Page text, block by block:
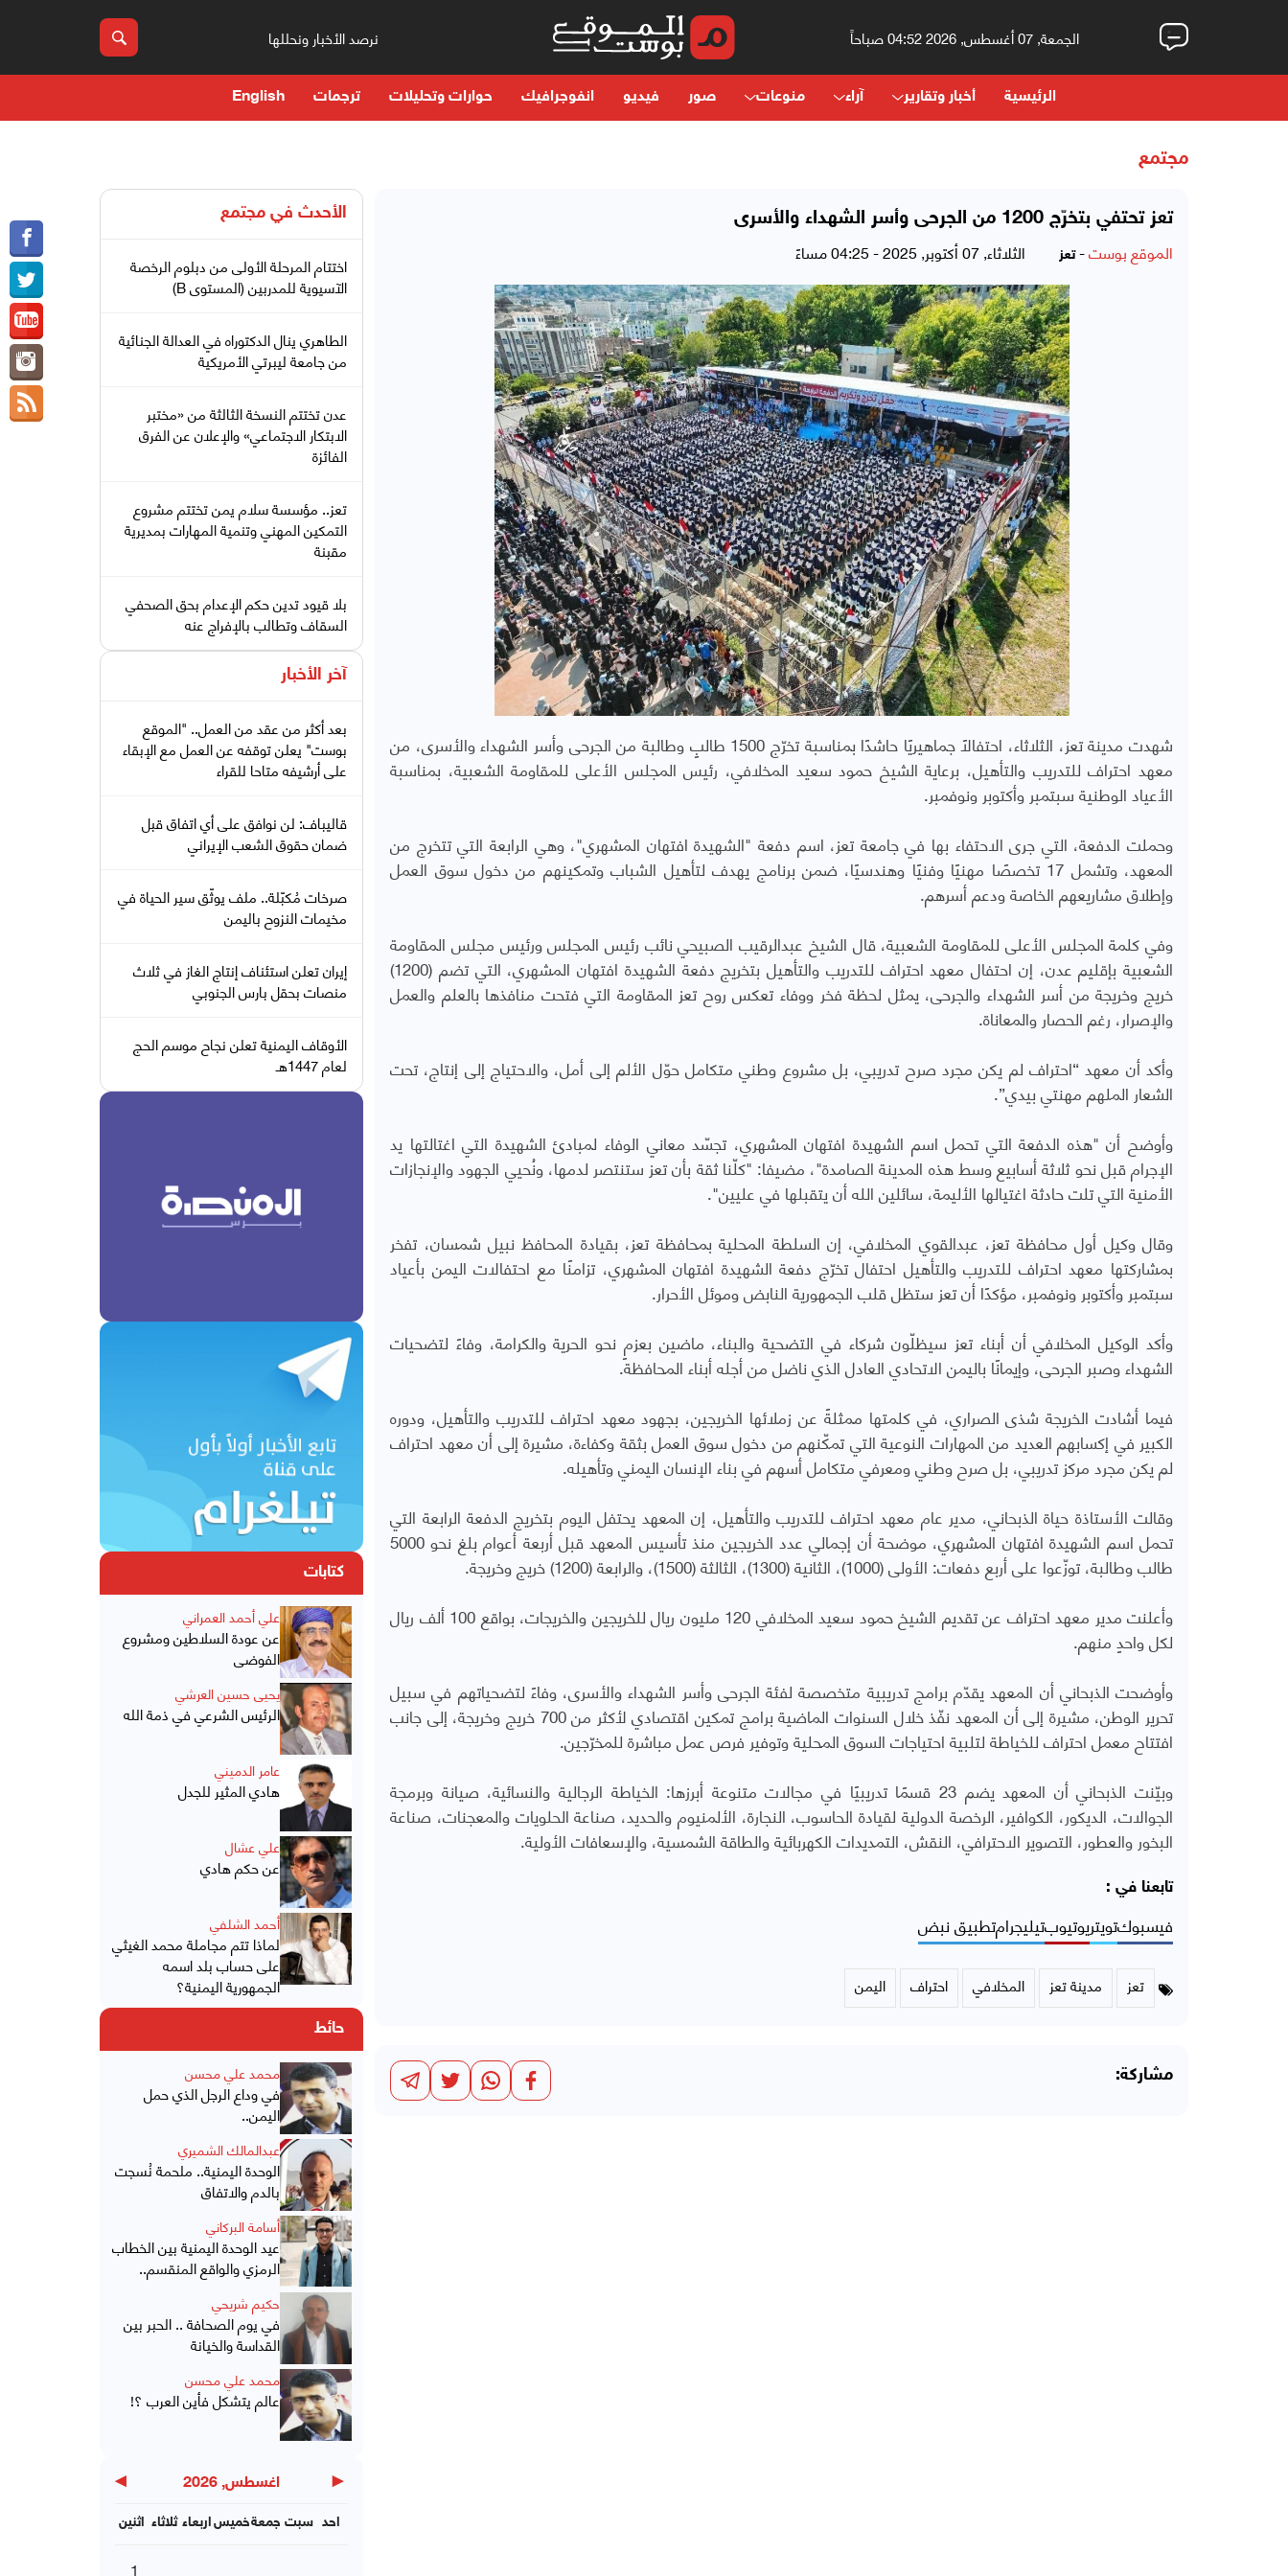
الجمعة, 07 أغسطس, 2026 04:52 صباحاً نرصد الأخبار ونحللها
الرئيسية أخبار وتقارير آراء منوعات صور فيديو انفوجرافيك حوارات وتحليلات ترجمات English
مجتمع
تعز تحتفي بتخرّج 1200 من الجرحى وأسر الشهداء والأسرى
الموقع بوست-تعز الثلاثاء, 07 أكتوبر, 2025 - 04:25 مساءً
شهدت مدينة تعز، الثلاثاء، احتفالًا جماهيريًا حاشدًا بمناسبة تخرّج 1500 طالبٍ وطالبة من الجرحى وأسر الشهداء والأسرى، من
معهد احتراف للتدريب والتأهيل، برعاية الشيخ حمود سعيد المخلافي، رئيس المجلس الأعلى للمقاومة الشعبية، بمناسبة
الأعياد الوطنية سبتمبر وأكتوبر ونوفمبر.
وحملت الدفعة، التي جرى الاحتفاء بها في جامعة تعز، اسم دفعة "الشهيدة افتهان المشهري"، وهي الرابعة التي تتخرج من
المعهد، وتشمل 17 تخصصًا مهنيًا وفنيًا وهندسيًا، ضمن برنامج يهدف لتأهيل الشباب وتمكينهم من دخول سوق العمل
وإطلاق مشاريعهم الخاصة ودعم أسرهم.
وفي كلمة المجلس الأعلى للمقاومة الشعبية، قال الشيخ عبدالرقيب الصبيحي نائب رئيس المجلس ورئيس مجلس المقاومة
الشعبية بإقليم عدن، إن احتفال معهد احتراف للتدريب والتأهيل بتخريج دفعة الشهيدة افتهان المشهري، التي تضم (1200)
خريج وخريجة من أسر الشهداء والجرحى، يمثل لحظة فخر ووفاء تعكس روح تعز المقاومة التي فتحت منافذها بالعلم والعمل
والإصرار، رغم الحصار والمعاناة.
وأكد أن معهد “احتراف لم يكن مجرد صرح تدريبي، بل مشروع وطني متكامل حوّل الألم إلى أمل، والاحتياج إلى إنتاج، تحت
الشعار الملهم مهنتي بيدي”.
وأوضح أن "هذه الدفعة التي تحمل اسم الشهيدة افتهان المشهري، تجسّد معاني الوفاء لمبادئ الشهيدة التي اغتالتها يد
الإجرام قبل نحو ثلاثة أسابيع وسط هذه المدينة الصامدة"، مضيفا: "كلّنا ثقة بأن تعز ستنتصر لدمها، ونُحيي الجهود والإنجازات
الأمنية التي تلت حادثة اغتيالها الأليمة، سائلين الله أن يتقبلها في عليين".
وقال وكيل أول محافظة تعز، عبدالقوي المخلافي، إن السلطة المحلية بمحافظة تعز، بقيادة المحافظ نبيل شمسان، تفخر
بمشاركتها معهد احتراف للتدريب والتأهيل احتفال تخرّج دفعة الشهيدة افتهان المشهري، تزامنًا مع احتفالات اليمن بأعياد
سبتمبر وأكتوبر ونوفمبر، مؤكدًا أن تعز ستظل قلب الجمهورية النابض وموئل الأحرار.
وأكد الوكيل المخلافي أن أبناء تعز سيظلّون شركاء في التضحية والبناء، ماضين بعزمٍ نحو الحرية والكرامة، وفاءً لتضحيات
الشهداء وصبر الجرحى، وإيمانًا باليمن الاتحادي العادل الذي ناضل من أجله أبناء المحافظة.
فيما أشادت الخريجة شذى الصراري، في كلمتها ممثلةً عن زملائها الخريجين، بجهود معهد احتراف للتدريب والتأهيل، ودوره
الكبير في إكسابهم العديد من المهارات النوعية التي تمكّنهم من دخول سوق العمل بثقة وكفاءة، مشيرة إلى أن معهد احتراف
لم يكن مجرد مركز تدريبي، بل صرح وطني ومعرفي متكامل أسهم في بناء الإنسان اليمني وتأهيله.
وقالت الأستاذة حياة الذبحاني، مدير عام معهد احتراف للتدريب والتأهيل، إن المعهد يحتفل اليوم بتخريج الدفعة الرابعة التي
تحمل اسم الشهيدة افتهان المشهري، موضحة أن إجمالي عدد الخريجين منذ تأسيس المعهد قبل أربعة أعوام بلغ نحو 5000
طالب وطالبة، توزّعوا على أربع دفعات: الأولى (1000)، الثانية (1300)، الثالثة (1500)، والرابعة (1200) خريج وخريجة.
وأعلنت مدير معهد احتراف عن تقديم الشيخ حمود سعيد المخلافي 120 مليون ريال للخريجين والخريجات، بواقع 100 ألف ريال
لكل واحدٍ منهم.
وأوضحت الذبحاني أن المعهد يقدّم برامج تدريبية متخصصة لفئة الجرحى وأسر الشهداء والأسرى، وفاءً لتضحياتهم في سبيل
تحرير الوطن، مشيرة إلى أن المعهد نفّذ خلال السنوات الماضية برامج تمكين اقتصادي لأكثر من 700 خريج وخريجة، إلى جانب
افتتاح معمل احتراف للخياطة لتلبية احتياجات السوق المحلية وتوفير فرص عمل مباشرة للمخرّجين.
وبيّنت الذبحاني أن المعهد يضم 23 قسمًا تدريبيًا في مجالات متنوعة أبرزها: الخياطة الرجالية والنسائية، صيانة وبرمجة
الجوالات، الديكور، الكوافير، الرخصة الدولية لقيادة الحاسوب، النجارة، الألمنيوم والحديد، صناعة الحلويات والمعجنات، صناعة
البخور والعطور، التصوير الاحترافي، النقش، التمديدات الكهربائية والطاقة الشمسية، والإسعافات الأولية.
تابعنا في :
فيسبوكتويتريوتيوبتيليجرامتطبيق نبض
تعز مدينة تعز المخلافي احتراف اليمن
مشاركة:
الأحدث في مجتمع
اختتام المرحلة الأولى من دبلوم الرخصة
الآسيوية للمدربين (المستوى B)
الطاهري ينال الدكتوراه في العدالة الجنائية
من جامعة ليبرتي الأمريكية
عدن تختتم النسخة الثالثة من «مختبر
الابتكار الاجتماعي» والإعلان عن الفرق
الفائزة
تعز.. مؤسسة سلام يمن تختتم مشروع
التمكين المهني وتنمية المهارات بمديرية
مقبنة
بلا قيود تدين حكم الإعدام بحق الصحفي
السقاف وتطالب بالإفراج عنه
آخر الأخبار
بعد أكثر من عقد من العمل.. "الموقع
بوست" يعلن توقفه عن العمل مع الإبقاء
على أرشيفه متاحا للقراء
قاليباف: لن نوافق على أي اتفاق قبل
ضمان حقوق الشعب الإيراني
صرخات مُكبّلة.. ملف يوثّق سير الحياة في
مخيمات النزوح باليمن
إيران تعلن استئناف إنتاج الغاز في ثلاث
منصات بحقل بارس الجنوبي
الأوقاف اليمنية تعلن نجاح موسم الحج
لعام 1447هـ
كتابات
علي أحمد العمراني
عن عودة السلاطين ومشروع
الفوضى
يحيى حسين العرشي
الرئيس الشرعي في ذمة الله
عامر الدميني
هادي المثير للجدل
علي عشال
عن حكم هادي
أحمد الشلفي
لماذا تتم مجاملة محمد الغيثي
على حساب بلد اسمه
الجمهورية اليمنية؟
حائط
محمد علي محسن
في وداع الرجل الذي حمل
اليمن..
عبدالمالك الشميري
الوحدة اليمنية.. ملحمة نُسجت
بالدم والاتفاق
أسامة البركاني
عيد الوحدة اليمنية بين الخطاب
الرمزي والواقع المنقسم..
حكيم شريحي
في يوم الصحافة .. الحبر بين
القداسة والخيانة
محمد علي محسن
عالم يتشكل فأين العرب ؟!
◀ اغسطس, 2026 ▶
اثنين ثلاثاء اربعاءخميسجمعة سبت احد
1